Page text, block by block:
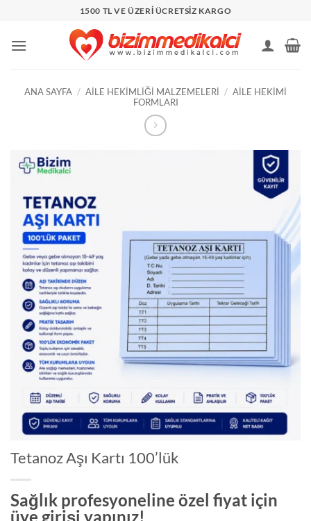
1500 TL VE ÜZERİ ÜCRETSİZ KARGO
ANA SAYFA / AILE HEKIMLIĞI MALZEMELERI / AILE HEKIMI
FORMLARI
Tetanoz Aşı Kartı 100’lük
Sağlık profesyoneline özel fiyat için
üye girişi yapınız!